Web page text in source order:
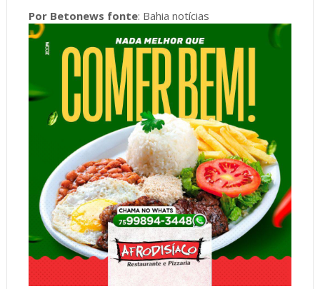
Por Betonews fonte: Bahia notícias